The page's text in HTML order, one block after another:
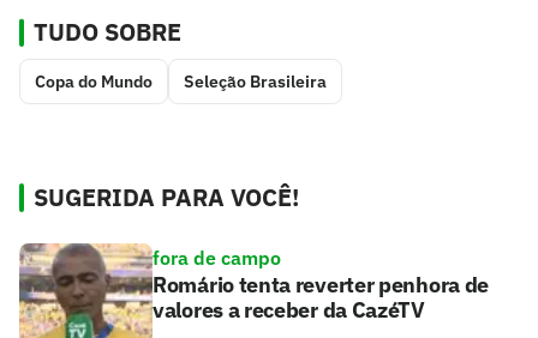
TUDO SOBRE
Copa do Mundo Seleção Brasileira
SUGERIDA PARA VOCÊ!
fora de campo
Romário tenta reverter penhora de
valores a receber da CazéTV